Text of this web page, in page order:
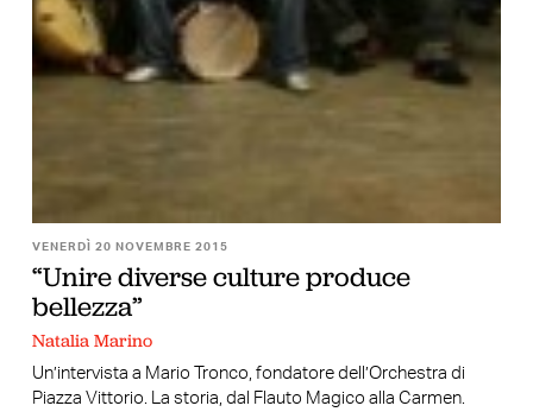
VENERDÌ 20 NOVEMBRE 2015
“Unire diverse culture produce
bellezza”
Natalia Marino
Un’intervista a Mario Tronco, fondatore dell’Orchestra di
Piazza Vittorio. La storia, dal Flauto Magico alla Carmen.